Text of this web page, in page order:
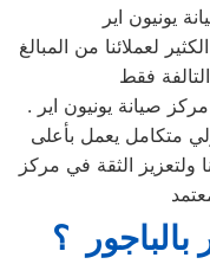
يونيون اير
لعملائنا من المبالغ
فقط
صيانة يونيون اير .
متكامل يعمل بأعلى
ولتعزيز الثقة في مركز
بالباجور ؟